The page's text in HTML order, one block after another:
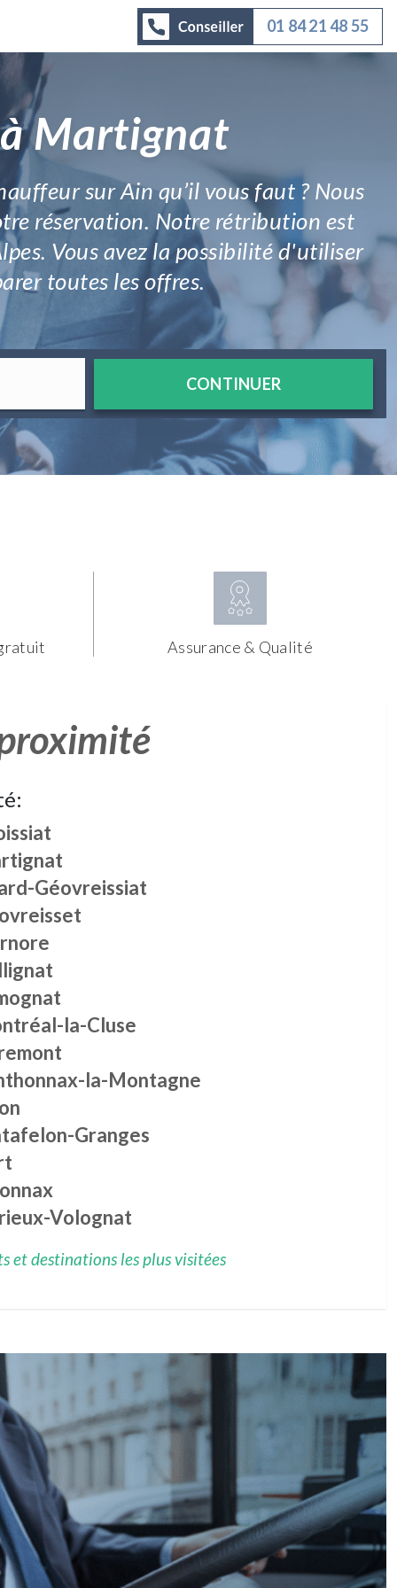
01 84 21 48 55
Martignat
sur Ain qu’il vous faut ? Nous
réservation. Notre rétribution est
Vous avez la possibilité d'utiliser
toutes les offres.
CONTINUER
Assurance & Qualité
Géovreissiat
la-Cluse
la-Montagne
Granges
Volognat
et destinations les plus visitées